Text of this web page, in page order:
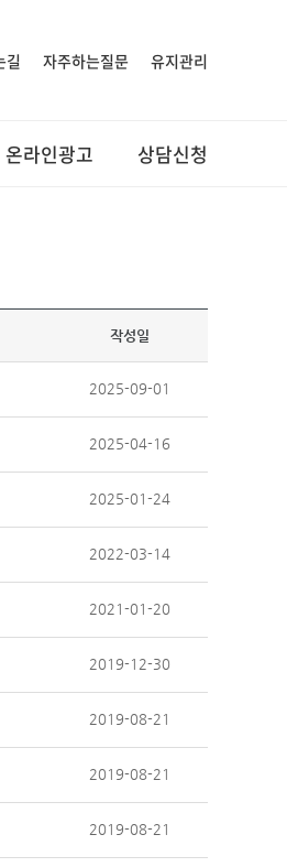
길 자주하는질문 유지관리
온라인광고 상담신청
작성일
2025-09-01
2025-04-16
2025-01-24
2022-03-14
2021-01-20
2019-12-30
2019-08-21
2019-08-21
2019-08-21